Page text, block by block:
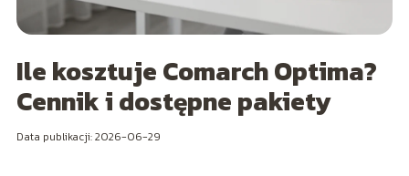
Ile kosztuje Comarch Optima?
Cennik i dostępne pakiety
Data publikacji: 2026-06-29